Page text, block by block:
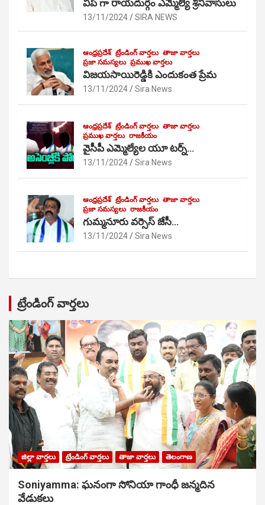
విప్ గా రాయదుర్గం ఎమ్మెల్యే శ్రీనివాసులు
13/11/2024 SIRA NEWS
ఆంధ్రప్రదేశ్ ట్రేండింగ్ వార్తలు తాజా వార్తలు
ప్రజా సమస్యలు ప్రముఖ వార్తలు
విజయసాయిరెడ్డికి ఎందుకంత ప్రేమ
13/11/2024 Sira News
ఆంధ్రప్రదేశ్ ట్రేండింగ్ వార్తలు తాజా వార్తలు
ప్రముఖ వార్తలు రాజకీయం
వైసీపీ ఎమ్మెల్యేల యూ టర్న్…
13/11/2024 Sira News
ఆంధ్రప్రదేశ్ ట్రేండింగ్ వార్తలు తాజా వార్తలు
ప్రజా సమస్యలు రాజకీయం
గుమ్మనూరు వర్సెస్ జేసీ…
13/11/2024 Sira News
ట్రేండింగ్ వార్తలు
జిల్లా వార్తలు ట్రేండింగ్ వార్తలు తాజా వార్తలు తెలంగాణ
Soniyamma: ఘ‌నంగా సోనియా గాంధీ జ‌న్మ‌దిన
వేడుక‌లు